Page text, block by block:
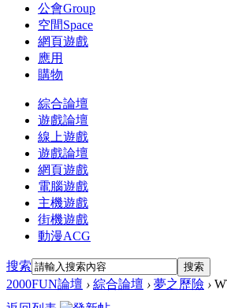
公會Group
空間Space
網頁遊戲
應用
購物
綜合論壇
遊戲論壇
線上遊戲
遊戲論壇
網頁遊戲
電腦遊戲
主機遊戲
街機遊戲
動漫ACG
搜索 搜索
2000FUN論壇 › 綜合論壇 › 夢之歷險 ›